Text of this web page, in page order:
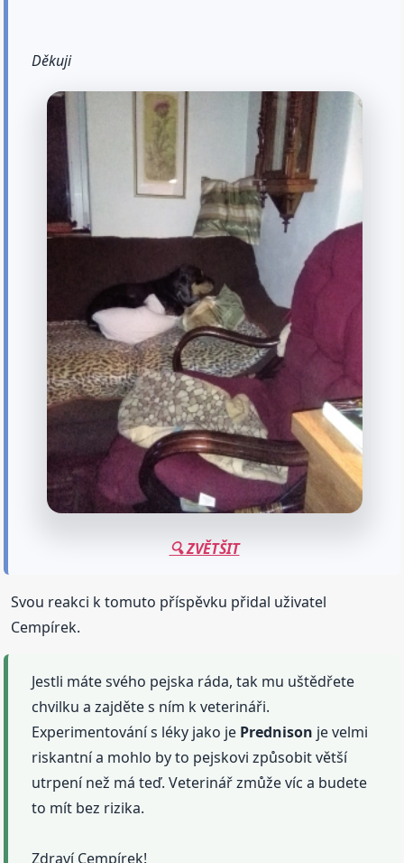
Děkuji
🔍 ZVĚTŠIT
Svou reakci k tomuto příspěvku přidal uživatel
Cempírek.
Jestli máte svého pejska ráda, tak mu uštědřete
chvilku a zajděte s ním k veterináři.
Experimentování s léky jako je Prednison je velmi
riskantní a mohlo by to pejskovi způsobit větší
utrpení než má teď. Veterinář zmůže víc a budete
to mít bez rizika.
Zdraví Cempírek!